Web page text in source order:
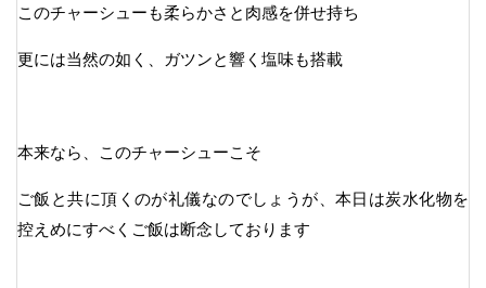
このチャーシューも柔らかさと肉感を併せ持ち
更には当然の如く、ガツンと響く塩味も搭載
本来なら、このチャーシューこそ
ご飯と共に頂くのが礼儀なのでしょうが、本日は炭水化物を
控えめにすべくご飯は断念しております